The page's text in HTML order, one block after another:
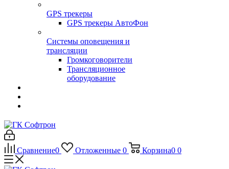
GPS трекеры
GPS трекеры АвтоФон
Системы оповещения и
трансляции
Громкоговорители
Трансляционное
оборудование
Сравнение0 Отложенные 0 Корзина0 0